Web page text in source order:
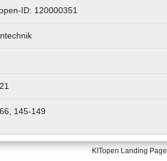
ID: 120000351
145-149
KITopen Landing Page